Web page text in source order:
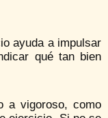
ayuda a impulsar
qué tan bien
a vigoroso, como